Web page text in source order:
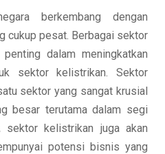
berkembang dengan
cukup pesat. Berbagai sektor
dalam meningkatkan
sektor kelistrikan. Sektor
sektor yang sangat krusial
besar terutama dalam segi
sektor kelistrikan juga akan
potensi bisnis yang